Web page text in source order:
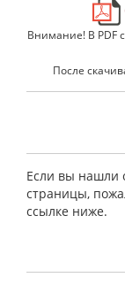
Внимание! В PDF
После
Если вы нашли
страницы,
ссылке ниже.